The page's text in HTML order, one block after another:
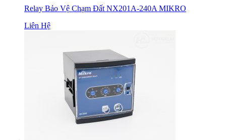
Relay Bảo Vệ Chạm Đất NX201A-240A MIKRO
Liên Hệ